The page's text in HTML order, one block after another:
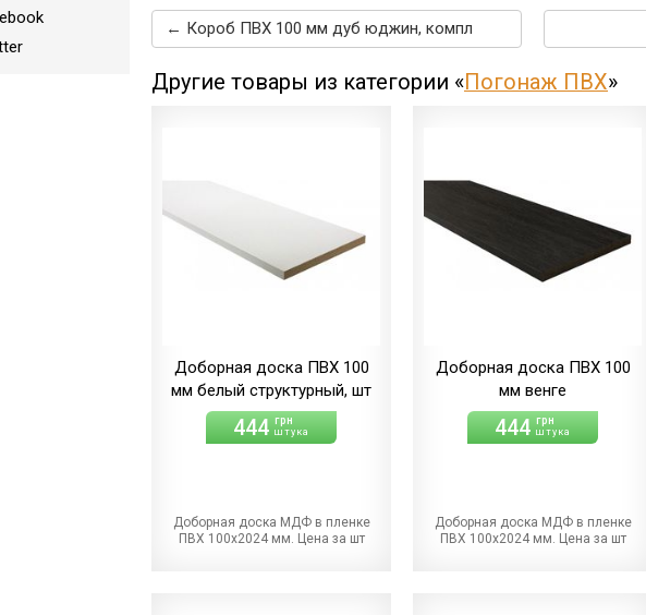
← Короб ПВХ 100 мм дуб юджин, компл
Другие товары из категории «Погонаж ПВХ»
Доборная доска ПВХ 100
мм белый структурный, шт
444 грн
штука
Доборная доска МДФ в пленке
ПВХ 100х2024 мм. Цена за шт
Доборная доска ПВХ 100
мм венге
444 грн
штука
Доборная доска МДФ в пленке
ПВХ 100х2024 мм. Цена за шт